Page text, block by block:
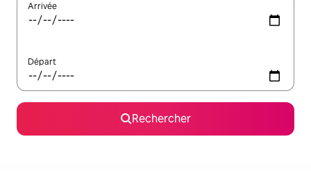
Arrivée
Départ
Rechercher